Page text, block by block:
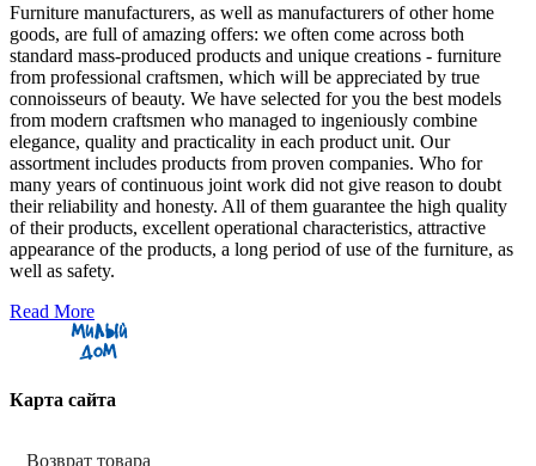
Furniture manufacturers, as well as manufacturers of other home
goods, are full of amazing offers: we often come across both
standard mass-produced products and unique creations - furniture
from professional craftsmen, which will be appreciated by true
connoisseurs of beauty. We have selected for you the best models
from modern craftsmen who managed to ingeniously combine
elegance, quality and practicality in each product unit. Our
assortment includes products from proven companies. Who for
many years of continuous joint work did not give reason to doubt
their reliability and honesty. All of them guarantee the high quality
of their products, excellent operational characteristics, attractive
appearance of the products, a long period of use of the furniture, as
well as safety.
Read More
Карта сайта
Возврат товара